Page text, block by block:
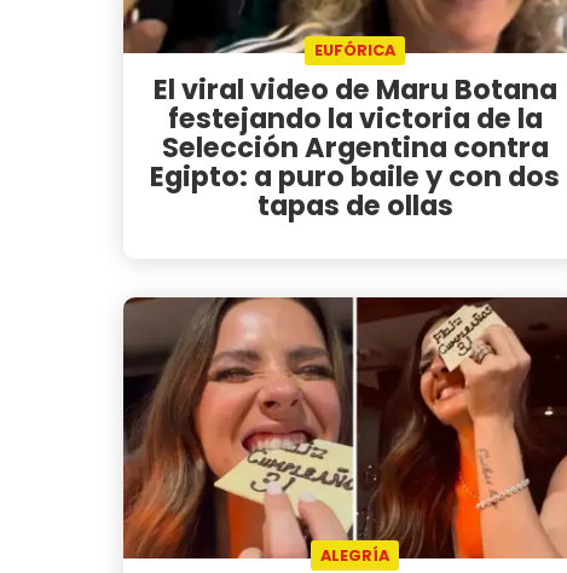
EUFÓRICA
El viral video de Maru Botana
festejando la victoria de la
Selección Argentina contra
Egipto: a puro baile y con dos
tapas de ollas
ALEGRÍA